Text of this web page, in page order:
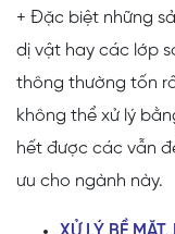
+ Đặc biệt những
dị vật hay các lớp
thông thường tốn
không thể xử lý
hết được các vẫn
ưu cho ngành này.